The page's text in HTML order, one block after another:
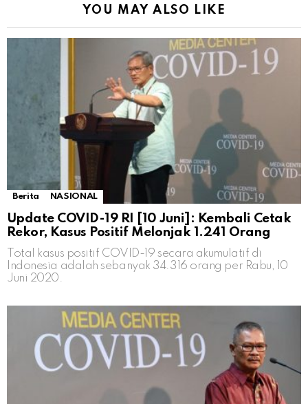
YOU MAY ALSO LIKE
Berita NASIONAL
Update COVID-19 RI [10 Juni]: Kembali Cetak
Rekor, Kasus Positif Melonjak 1.241 Orang
Total kasus positif COVID-19 secara akumulatif di
Indonesia adalah sebanyak 34.316 orang per Rabu, 10
Juni 2020.